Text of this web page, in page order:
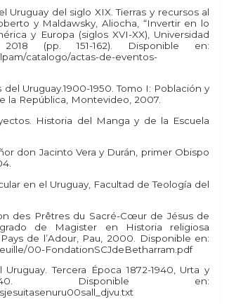
Uruguay del siglo XIX. Tierras y recursos al
y Maldawsky, Aliocha, “Invertir en lo
y Europa (siglos XVI-XX), Universidad
(pp. 151-162). Disponible en:
catalogo/actas-de-eventos-
Uruguay.1900-1950. Tomo I: Población y
la República, Montevideo, 2007.
Historia del Manga y de la Escuela
don Jacinto Vera y Durán, primer Obispo
en el Uruguay, Facultad de Teología del
des Prêtres du Sacré-Cœur de Jésus de
de Magister en Historia religiosa
de l’Adour, Pau, 2000. Disponible en:
00-FondationSCJdeBetharram.pdf
Tercera Época 1872-1940, Urta y
Disponible en: